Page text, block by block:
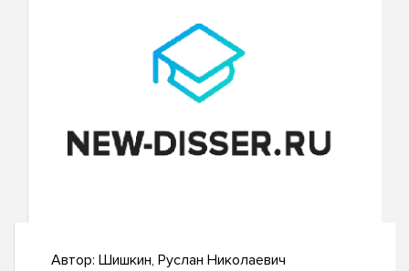
Автор: Шишкин, Руслан Николаевич